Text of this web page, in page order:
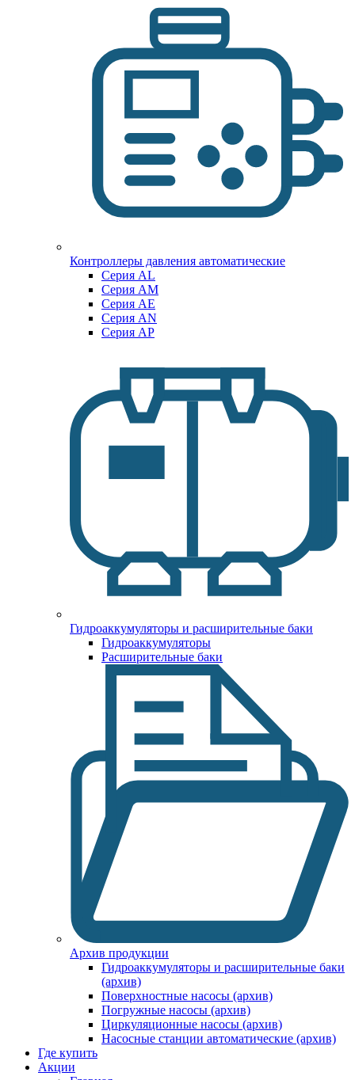
Контроллеры давления автоматические
Cерия AL
Cерия AM
Серия AE
Серия AN
Серия AP
Гидроаккумуляторы и расширительные баки
Гидроаккумуляторы
Расширительные баки
Архив продукции
Гидроаккумуляторы и расширительные баки
(архив)
Поверхностные насосы (архив)
Погружные насосы (архив)
Циркуляционные насосы (архив)
Насосные станции автоматические (архив)
Где купить
Акции